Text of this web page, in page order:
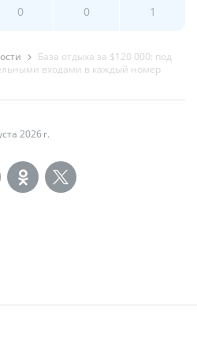
0 0 1
База отдыха за $120 000: под
входами в каждый номер
2026 г.